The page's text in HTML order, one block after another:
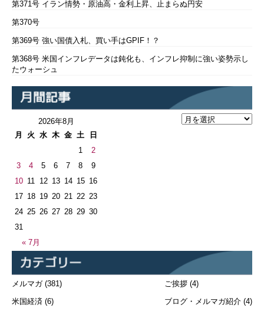
第371号 イラン情勢・原油高・金利上昇、止まらぬ円安
第370号
第369号 強い国債入札、買い手はGPIF！？
第368号 米国インフレデータは鈍化も、インフレ抑制に強い姿勢示し
たウォーシュ
2026年8月
月
火 水 木 金 土 日
« 7月
1
2
3
4 5 6 7 8
9
10 11 12 13 14 15 16
17 18 19 20 21 22 23
24 25 26 27 28 29 30
31
メルマガ(381)
米国経済 (6)
ご挨拶 (4)
ブログ・メルマガ紹介 (4)